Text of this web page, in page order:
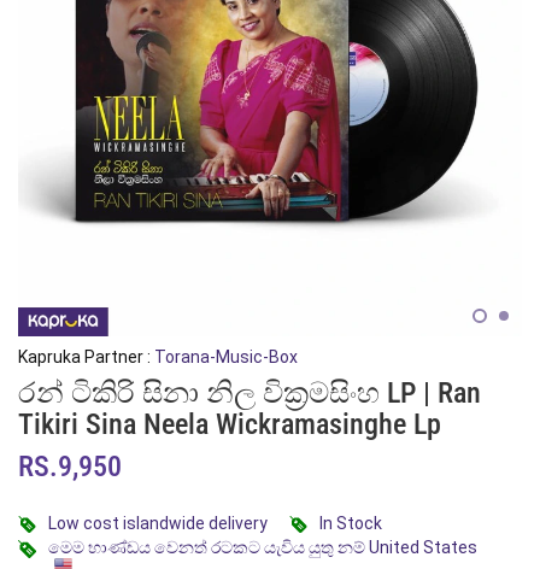
Kapruka Partner : Torana-Music-Box
රන් ටිකිරි සිනා නිල වික්‍රමසිංහ LP | Ran
Tikiri Sina Neela Wickramasinghe Lp
RS.9,950
Low cost islandwide delivery
In Stock
මෙම භාණ්ඩය වෙනත් රටකට යැවිය යුතු නම් United States